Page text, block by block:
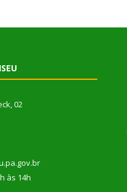
02
às 14h